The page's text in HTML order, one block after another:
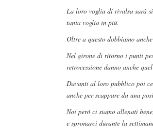
La loro voglia di rivalsa sarà
tanta voglia in più.
Oltre a questo dobbiamo
Nel girone di ritorno i punti
retrocessione danno anche
Davanti al loro pubblico poi
anche per scappare da una
Noi però ci siamo allenati
e spronarci durante la